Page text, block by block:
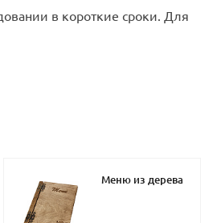
в короткие сроки. Для
Меню из дерева